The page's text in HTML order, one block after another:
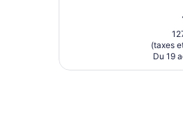
(taxes
Du 19